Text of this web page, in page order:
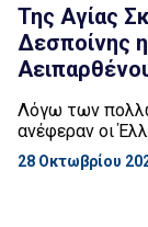
Της Αγίας
Δεσποίνης
Λόγω των
ανέφεραν οι
πόλεμο το 1940,
Ελλάδος με
28 Οκτωβρίου